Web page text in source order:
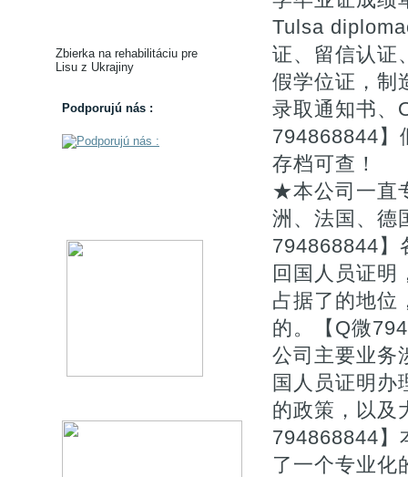
Zbierka na rehabilitáciu pre
Lisu z Ukrajiny
Podporujú nás :
Tulsa
证、留信认证
假学位证，制
录取通知书、
794868844】
存档可查！
★本公司一直
洲、法国、德
794868844】
回国人员证明
占据了的地位
的。【Q微
公司主要业务
国人员证明办
的政策，以及
794868844】
了一个专业化